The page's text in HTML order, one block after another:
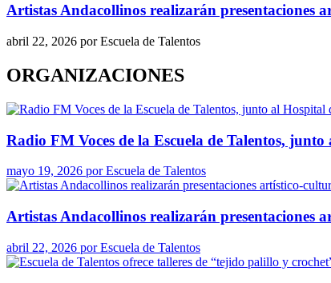
Artistas Andacollinos realizarán
abril 22, 2026 porEscuela de Talentos
ORGANIZACIONES
Radio FM Voces de la Escuela de Talentos,
mayo 19, 2026 porEscuela de Talentos
Artistas Andacollinos realizarán
abril 22, 2026 porEscuela de Talentos